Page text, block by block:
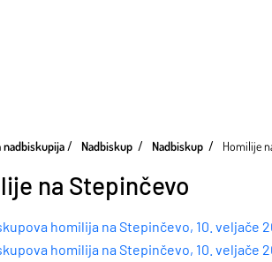
nadbiskupija Nadbiskup Nadbiskup Homilije
na Stepinčevo
homilija na Stepinčevo, 10. veljače
homilija na Stepinčevo, 10. veljače